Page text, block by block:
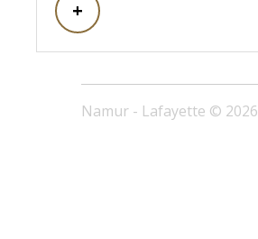
Namur - Lafayette © 2026